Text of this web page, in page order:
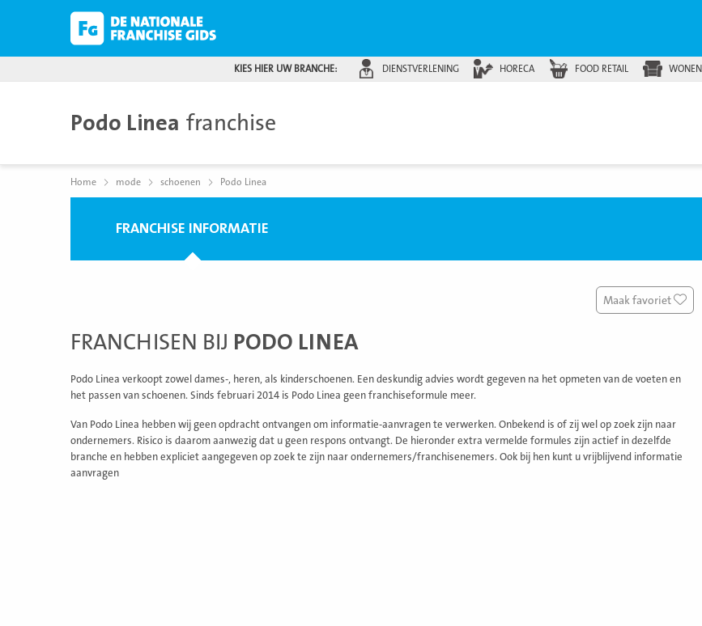
KIES HIER UW BRANCHE: DIENSTVERLENING HORECA FOOD RETAIL WONEN
Podo Linea franchise
Home mode schoenen Podo Linea
FRANCHISE INFORMATIE
Maak favoriet
FRANCHISEN BIJ PODO LINEA
Podo Linea verkoopt zowel dames-, heren, als kinderschoenen. Een deskundig advies wordt gegeven na het opmeten van de voeten en
het passen van schoenen. Sinds februari 2014 is Podo Linea geen franchiseformule meer.
Van Podo Linea hebben wij geen opdracht ontvangen om informatie-aanvragen te verwerken. Onbekend is of zij wel op zoek zijn naar
ondernemers. Risico is daarom aanwezig dat u geen respons ontvangt. De hieronder extra vermelde formules zijn actief in dezelfde
branche en hebben expliciet aangegeven op zoek te zijn naar ondernemers/franchisenemers. Ook bij hen kunt u vrijblijvend informatie
aanvragen